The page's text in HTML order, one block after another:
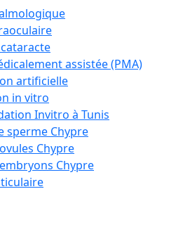
assistée (PMA)
artificielle
in vitro
Invitro à Tunis
sperme Chypre
Chypre
Chypre